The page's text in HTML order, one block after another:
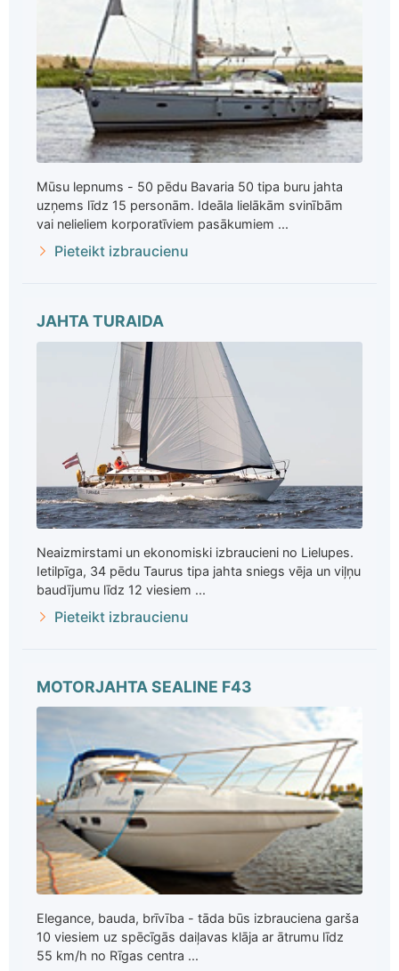
Mūsu lepnums - 50 pēdu Bavaria 50 tipa buru jahta
uzņems līdz 15 personām. Ideāla lielākām svinībām
vai nelieliem korporatīviem pasākumiem ...
Pieteikt izbraucienu
JAHTA TURAIDA
Neaizmirstami un ekonomiski izbraucieni no Lielupes.
Ietilpīga, 34 pēdu Taurus tipa jahta sniegs vēja un viļņu
baudījumu līdz 12 viesiem ...
Pieteikt izbraucienu
MOTORJAHTA SEALINE F43
Elegance, bauda, brīvība - tāda būs izbrauciena garša
10 viesiem uz spēcīgās daiļavas klāja ar ātrumu līdz
55 km/h no Rīgas centra ...